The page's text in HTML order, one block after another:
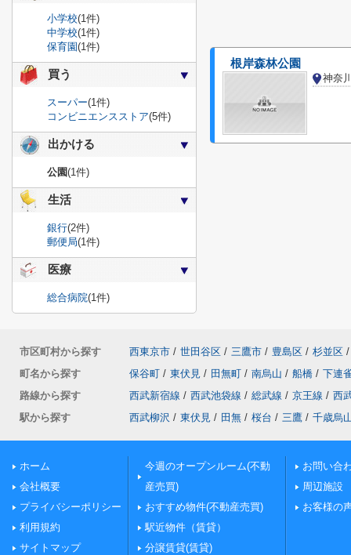
根岸森林公園
神奈
小学校(1件)
中学校(1件)
保育園(1件)
買う
スーパー(1件)
コンビニエンスストア(5件)
出かける
公園(1件)
生活
銀行(2件)
郵便局(1件)
医療
総合病院(1件)
市区町村から探す 西東京市 / 世田谷区 / 三鷹市 / 豊島区 / 杉並区 /
町名から探す
保谷町 / 東伏見 / 田無町 / 南烏山 / 船橋 / 下連
路線から探す
西武新宿線 / 西武池袋線 / 総武線 / 京王線 / 西
駅から探す
西武柳沢 / 東伏見 / 田無 / 桜台 / 三鷹 / 千歳烏
ホーム
会社概要
プライバシーポリシー
利用規約
サイトマップ
今週のオープンルーム(不動
産売買)
おすすめ物件(不動産売買)
駅近物件（賃貸）
分譲賃貸(賃貸)
お問い合
周辺施設
お客様の